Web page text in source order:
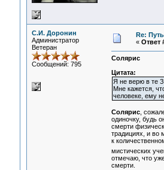
С.И. Доронин
Администратор
Ветеран
Сообщений: 795
Re:
« Ответ
Солярис
Цитата:
Я не верю в те
Мне кажется,
человеке, ему
Солярис,
одиночку, будь
смерти
традициях, и во
к
мистических
отмечаю, что
смерти.